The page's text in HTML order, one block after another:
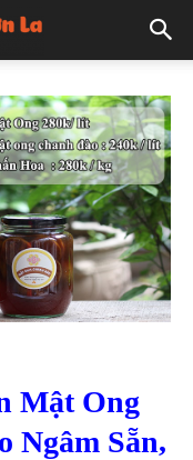
Mật Ong
Ngâm Sẵn,